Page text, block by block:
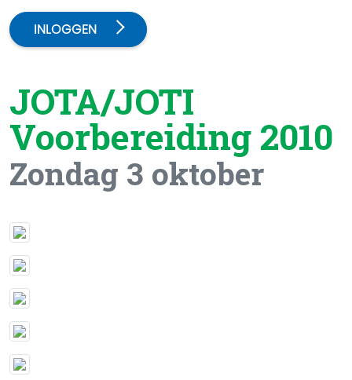
INLOGGEN
JOTA/JOTI
Voorbereiding 2010
Zondag 3 oktober